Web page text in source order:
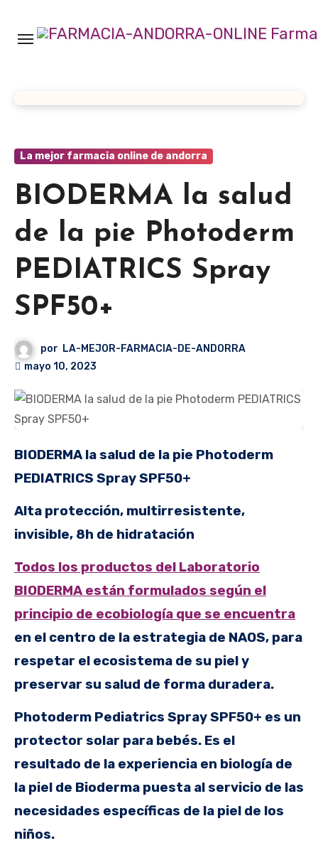
contenido
La mejor farmacia online de andorra
BIODERMA la salud
de la pie Photoderm
PEDIATRICS Spray
SPF50+
por LA-MEJOR-FARMACIA-DE-ANDORRA
mayo 10, 2023
BIODERMA la salud de la pie Photoderm
PEDIATRICS Spray SPF50+
Alta protección, multirresistente,
invisible, 8h de hidratación
Todos los productos del Laboratorio
BIODERMA están formulados según el
principio de ecobiología que se encuentra
en el centro de la estrategia de NAOS, para
respetar el ecosistema de su piel y
preservar su salud de forma duradera.
Photoderm Pediatrics Spray SPF50+ es un
protector solar para bebés. Es el
resultado de la experiencia en biología de
la piel de Bioderma puesta al servicio de las
necesidades específicas de la piel de los
niños.